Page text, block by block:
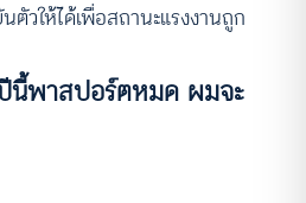
วให้ได้เพื่อสถานะแรงงานถูก
นี้พาสปอร์ตหมด ผมจะ